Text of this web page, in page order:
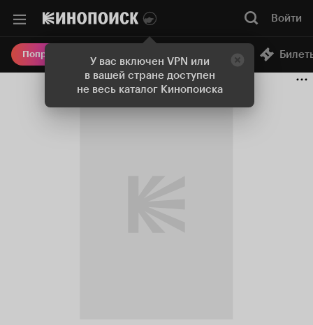
У вас включен VPN или
в вашей стране доступен
не весь каталог Кинопоиска
Войти
Попробовать Плюс Онлайн-кинотеатр